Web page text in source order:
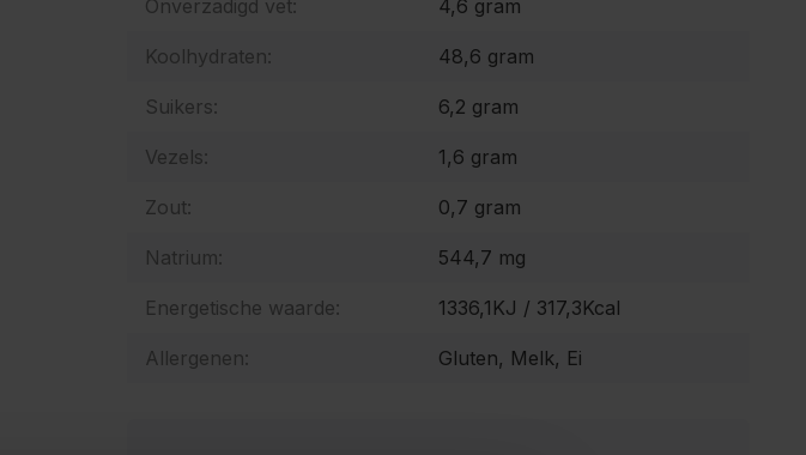
Onverzadigd vet: 4,6 gram
Koolhydraten: 48,6 gram
Suikers: 6,2 gram
Vezels: 1,6 gram
Zout: 0,7 gram
Natrium: 544,7 mg
Energetische waarde: 1336,1KJ / 317,3Kcal
Allergenen: Gluten, Melk, Ei